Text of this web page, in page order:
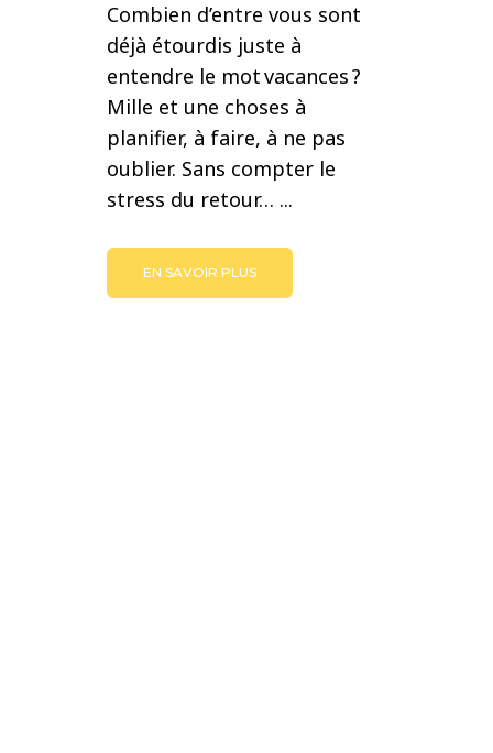
Combien d’entre vous sont
déjà étourdis juste à
entendre le mot vacances ?
Mille et une choses à
planifier, à faire, à ne pas
oublier. Sans compter le
stress du retour… ...
EN SAVOIR PLUS